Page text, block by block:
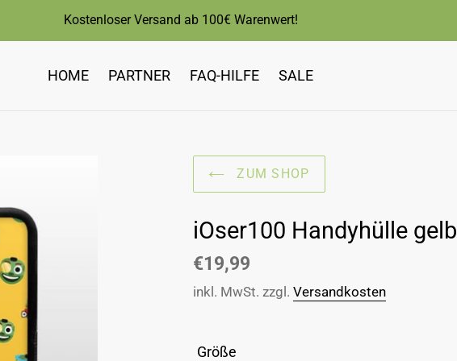
Kostenloser Versand ab 100€ Warenwert!
HOME PARTNER FAQ-HILFE SALE
ZUM SHOP
iOser100 Handyhülle gelb
Normaler
Preis
€19,99
inkl. MwSt. zzgl. Versandkosten
Größe